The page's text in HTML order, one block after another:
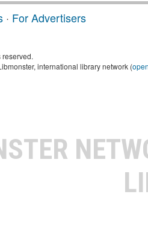
· For Advertisers
international library network (